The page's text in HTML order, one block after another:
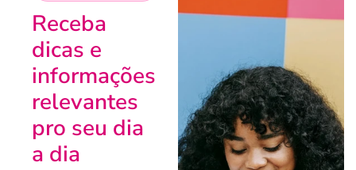
Receba
dicas e
informações
relevantes
pro seu dia
a dia